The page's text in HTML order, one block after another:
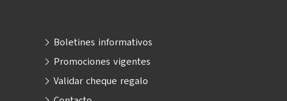
Boletines informativos
Promociones vigentes
Validar cheque regalo